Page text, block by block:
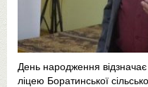
День народження відзначає
ліцею Боратинської